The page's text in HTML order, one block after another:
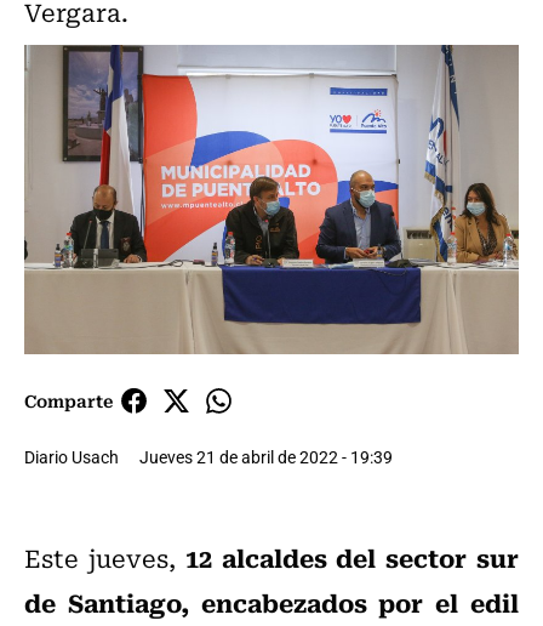
Vergara.
Comparte
Diario Usach Jueves 21 de abril de 2022 - 19:39
Este jueves, 12 alcaldes del sector sur
de Santiago, encabezados por el edil